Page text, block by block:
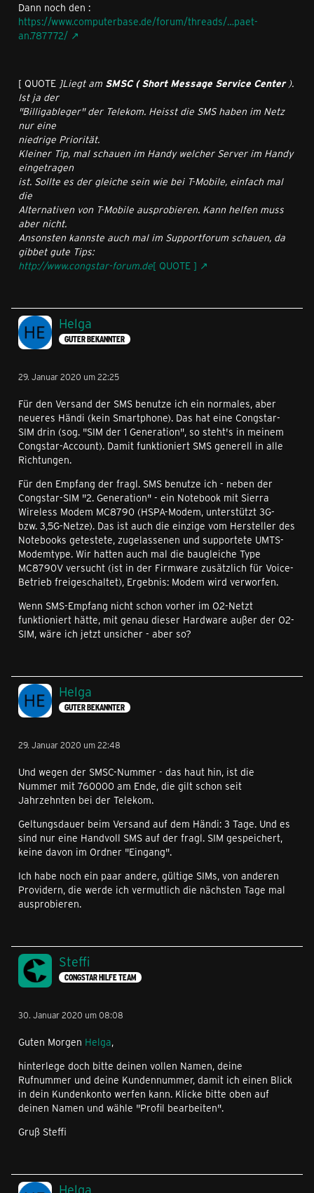
Dann noch den :
https://www.computerbase.de/forum/threads/…paet-
an.787772/
[ QUOTE ]Liegt am SMSC ( Short Message Service Center).
Ist ja der
"Billigableger" der Telekom. Heisst die SMS haben im Netz
nur eine
niedrige Priorität.
Kleiner Tip, mal schauen im Handy welcher Server im Handy
eingetragen
ist. Sollte es der gleiche sein wie bei T-Mobile, einfach mal
die
Alternativen von T-Mobile ausprobieren. Kann helfen muss
aber nicht.
Ansonsten kannste auch mal im Supportforum schauen, da
gibbet gute Tips:
http://www.congstar-forum.de[ QUOTE ]
Helga
GUTER BEKANNTER
29. Januar 2020 um 22:25
Für den Versand der SMS benutze ich ein normales, aber
neueres Händi (kein Smartphone). Das hat eine Congstar-
SIM drin (sog. "SIM der 1 Generation", so steht's in meinem
Congstar-Account). Damit funktioniert SMS generell in alle
Richtungen.
Für den Empfang der fragl. SMS benutze ich - neben der
Congstar-SIM "2. Generation" - ein Notebook mit Sierra
Wireless Modem MC8790 (HSPA-Modem, unterstützt 3G-
bzw. 3,5G-Netze). Das ist auch die einzige vom Hersteller des
Notebooks getestete, zugelassenen und supportete UMTS-
Modemtype. Wir hatten auch mal die baugleiche Type
MC8790V versucht (ist in der Firmware zusätzlich für Voice-
Betrieb freigeschaltet), Ergebnis: Modem wird verworfen.
Wenn SMS-Empfang nicht schon vorher im O2-Netzt
funktioniert hätte, mit genau dieser Hardware außer der O2-
SIM, wäre ich jetzt unsicher - aber so?
Helga
GUTER BEKANNTER
29. Januar 2020 um 22:48
Und wegen der SMSC-Nummer - das haut hin, ist die
Nummer mit 760000 am Ende, die gilt schon seit
Jahrzehnten bei der Telekom.
Geltungsdauer beim Versand auf dem Händi: 3 Tage. Und es
sind nur eine Handvoll SMS auf der fragl. SIM gespeichert,
keine davon im Ordner "Eingang".
Ich habe noch ein paar andere, gültige SIMs, von anderen
Providern, die werde ich vermutlich die nächsten Tage mal
ausprobieren.
Steffi
CONGSTAR HILFE TEAM
30. Januar 2020 um 08:08
Guten Morgen Helga,
hinterlege doch bitte deinen vollen Namen, deine
Rufnummer und deine Kundennummer, damit ich einen Blick
in dein Kundenkonto werfen kann. Klicke bitte oben auf
deinen Namen und wähle "Profil bearbeiten".
Gruß Steffi
Helga